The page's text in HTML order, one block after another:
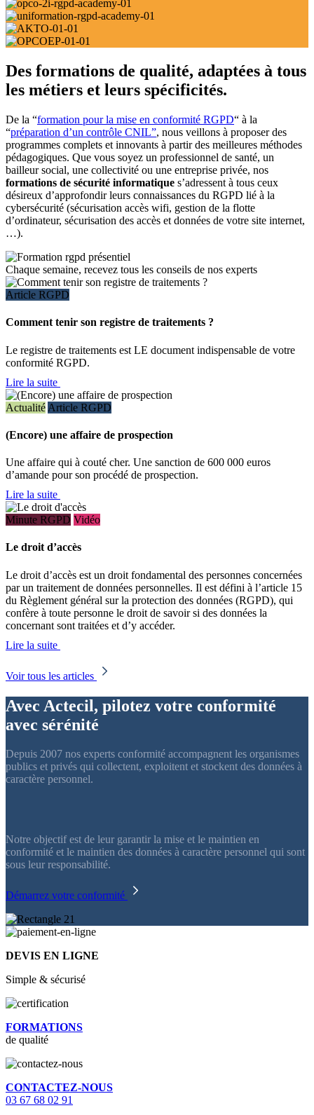
Des formations de qualité, adaptées à tous
les métiers et leurs spécificités.
De la “formation pour la mise en conformité RGPD“ à la
“préparation d’un contrôle CNIL”, nous veillons à proposer des
programmes complets et innovants à partir des meilleures méthodes
pédagogiques. Que vous soyez un professionnel de santé, un
bailleur social, une collectivité ou une entreprise privée, nos
formations de sécurité informatique s’adressent à tous ceux
désireux d’approfondir leurs connaissances du RGPD lié à la
cybersécurité (sécurisation accès wifi, gestion de la flotte
d’ordinateur, sécurisation des accès et données de votre site internet,
…).
Chaque semaine, recevez tous les conseils de nos experts
Article RGPD
Comment tenir son registre de traitements ?
Le registre de traitements est LE document indispensable de votre
conformité RGPD.
Lire la suite
Actualité Article RGPD
(Encore) une affaire de prospection
Une affaire qui à couté cher. Une sanction de 600 000 euros
d’amande pour son procédé de prospection.
Lire la suite
Minute RGPD Vidéo
Le droit d’accès
Le droit d’accès est un droit fondamental des personnes concernées
par un traitement de données personnelles. Il est défini à l’article 15
du Règlement général sur la protection des données (RGPD), qui
confère à toute personne le droit de savoir si des données la
concernant sont traitées et d’y accéder.
Lire la suite
Voir tous les articles
Avec Actecil, pilotez votre conformité
avec sérénité
Depuis 2007 nos experts conformité accompagnent les organismes
publics et privés qui collectent, exploitent et stockent des données à
caractère personnel.
Notre objectif est de leur garantir la mise et le maintien en
conformité et le maintien des données à caractère personnel qui sont
sous leur responsabilité.
Démarrez votre conformité
DEVIS EN LIGNE
Simple & sécurisé
FORMATIONS
de qualité
CONTACTEZ-NOUS
03 67 68 02 91